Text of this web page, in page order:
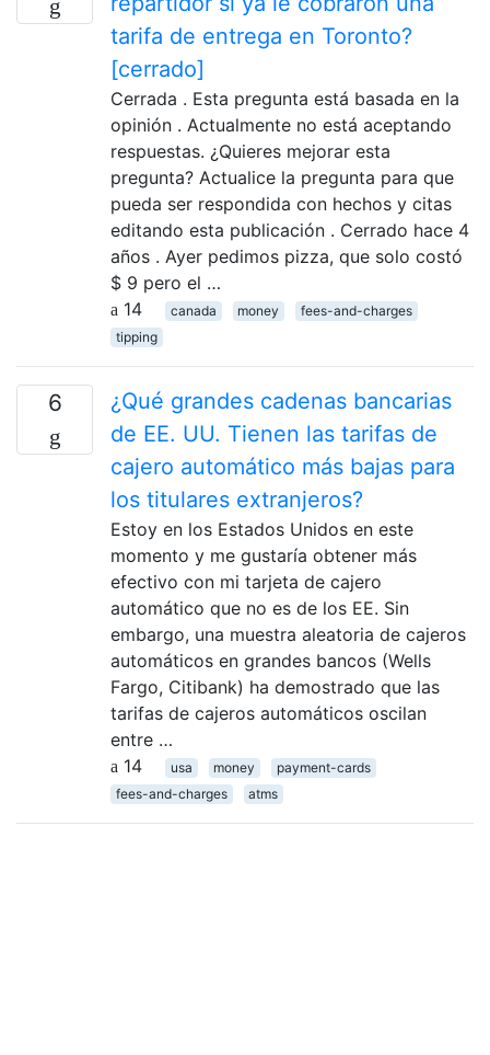
tarifa de entrega en Toronto?
[cerrado]
Cerrada . Esta pregunta está basada en la
opinión . Actualmente no está aceptando
respuestas. ¿Quieres mejorar esta
pregunta? Actualice la pregunta para que
pueda ser respondida con hechos y citas
editando esta publicación . Cerrado hace 4
años . Ayer pedimos pizza, que solo costó
$ 9 pero el …
14
canada money
fees-and-charges
tipping
6
¿Qué grandes cadenas bancarias
de EE. UU. Tienen las tarifas de
cajero automático más bajas para
los titulares extranjeros?
Estoy en los Estados Unidos en este
momento y me gustaría obtener más
efectivo con mi tarjeta de cajero
automático que no es de los EE. Sin
embargo, una muestra aleatoria de cajeros
automáticos en grandes bancos (Wells
Fargo, Citibank) ha demostrado que las
tarifas de cajeros automáticos oscilan
entre …
14
usa money
payment-cards
fees-and-charges
atms